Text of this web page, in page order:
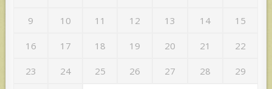
9 10 11 12 13 14 15
16 17 18 19 20 21 22
23 24 25 26 27 28 29